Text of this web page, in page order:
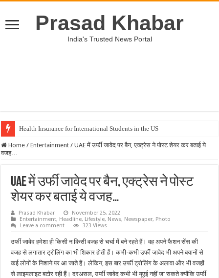
Prasad Khabar
India's Trusted News Portal
Health Insurance for International Students in the US
Unveiling the Best Medical Insurance Plans in the US
Home / Entertainment / UAE में उर्फी जावेद पर बैन, एक्ट्रेस ने पोस्ट शेयर कर बताई ये
वजह…
UAE में उर्फी जावेद पर बैन, एक्ट्रेस ने पोस्ट
शेयर कर बताई ये वजह…
Prasad Khabar
November 25, 2022
Entertainment, Headline, Lifestyle, News, Newspaper, Photo
Leave a comment
323 Views
उर्फी जावेद हमेशा ही किसी न किसी वजह से चर्चा में बने रहते हैं। वह अपने फैशन सेंस की
वजह से लगातार ट्रोलिंग का भी शिकार होती हैं। कभी-कभी उर्फी जावेद भी अपने बयानों से
कई लोगों के निशाने पर आ जाते हैं। लेकिन, इस बार उर्फी ट्रोलिंग के अलावा और भी वजहों
से लाइमलाइट बटोर रही हैं। दरअसल, उर्फी जावेद कभी भी यूएई नहीं जा सकते क्योंकि उर्फी